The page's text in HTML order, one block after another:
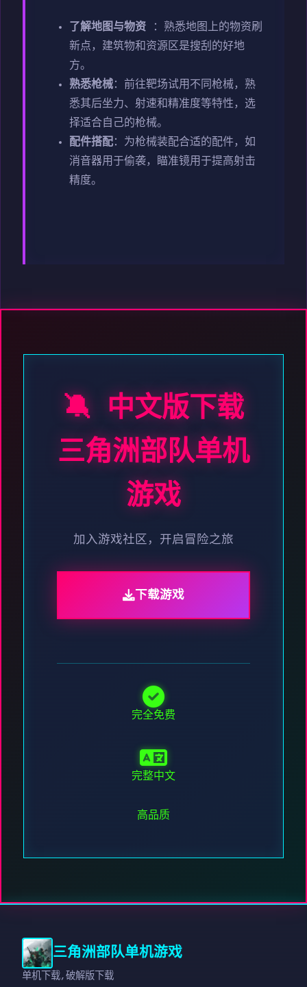
了解地图与物资
：熟悉地图上的物资刷
新点，建筑物和资源区是搜刮的好地
方。
熟悉枪械：前往靶场试用不同枪械，熟
悉其后坐力、射速和精准度等特性，选
择适合自己的枪械。
配件搭配：为枪械装配合适的配件，如
消音器用于偷袭，瞄准镜用于提高射击
精度。
🔕 中文版下载
三角洲部队单机
游戏
加入游戏社区，开启冒险之旅
下载游戏
完全免费
完整中文
高品质
三角洲部队单机游戏
单机下载,破解版下载